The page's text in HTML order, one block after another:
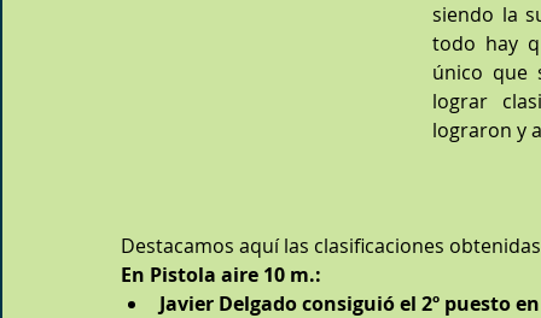
siendo la
todo hay
único que
lograr
lograron y
Destacamos aquí las clasificaciones
En Pistola aire 10 m.:
Javier Delgado consiguió el 2º puesto